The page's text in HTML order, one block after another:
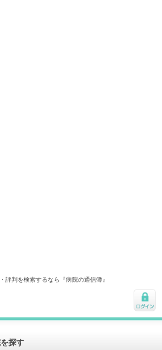
評判を検索するなら『病院の通信簿』
ログ
探す